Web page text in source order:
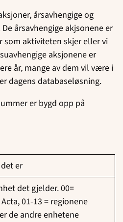
årsavhengige og
årsavhengige akjsonene er
aktiviteten skjer eller vi
aksjonene er
år, mange av dem vil være i
dagens databaseløsning.
er bygd opp på
er
det gjelder. 00=
01-13 = regionene
de andre enhetene